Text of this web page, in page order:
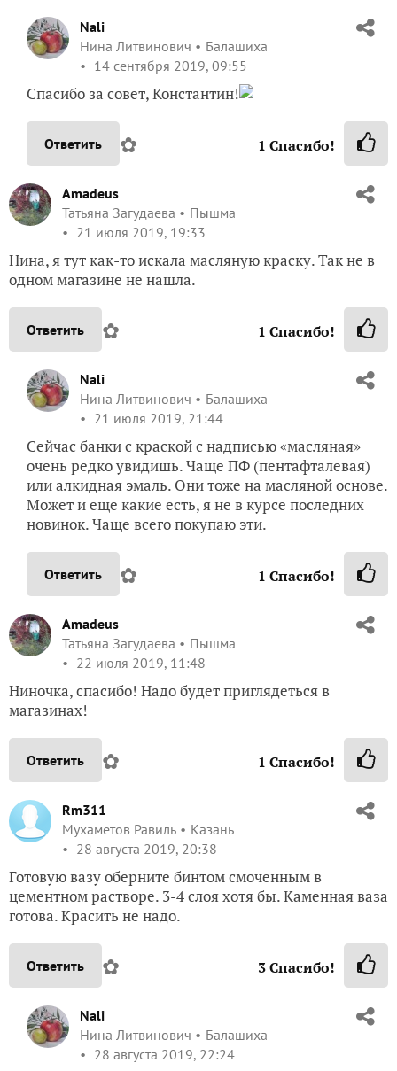
Nali
Нина Литвинович
Балашиха
14 сентября 2019, 09:55
Спасибо за совет, Константин!
Ответить ✿ 1 Спасибо!
Amadeus
Татьяна Загудаева
Пышма
21 июля 2019, 19:33
Нина, я тут как-то искала масляную краску. Так не в
одном магазине не нашла.
Ответить ✿ 1 Спасибо!
Nali
Нина Литвинович
Балашиха
21 июля 2019, 21:44
Сейчас банки с краской с надписью «масляная»
очень редко увидишь. Чаще ПФ (пентафталевая)
или алкидная эмаль. Они тоже на масляной основе.
Может и еще какие есть, я не в курсе последних
новинок. Чаще всего покупаю эти.
Ответить ✿ 1 Спасибо!
Amadeus
Татьяна Загудаева
Пышма
22 июля 2019, 11:48
Ниночка, спасибо! Надо будет приглядеться в
магазинах!
Ответить ✿ 1 Спасибо!
Rm311
Мухаметов Равиль
Казань
28 августа 2019, 20:38
Готовую вазу оберните бинтом смоченным в
цементном растворе. 3-4 слоя хотя бы. Каменная ваза
готова. Красить не надо.
Ответить ✿ 3Спасибо!
Nali
Нина Литвинович
Балашиха
28 августа 2019, 22:24